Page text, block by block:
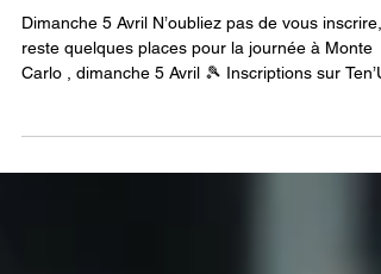
2026
Dimanche 5 Avril N’oubliez pas de vous inscrire,
Carlo , dimanche 5 Avril 🎾 Inscriptions sur